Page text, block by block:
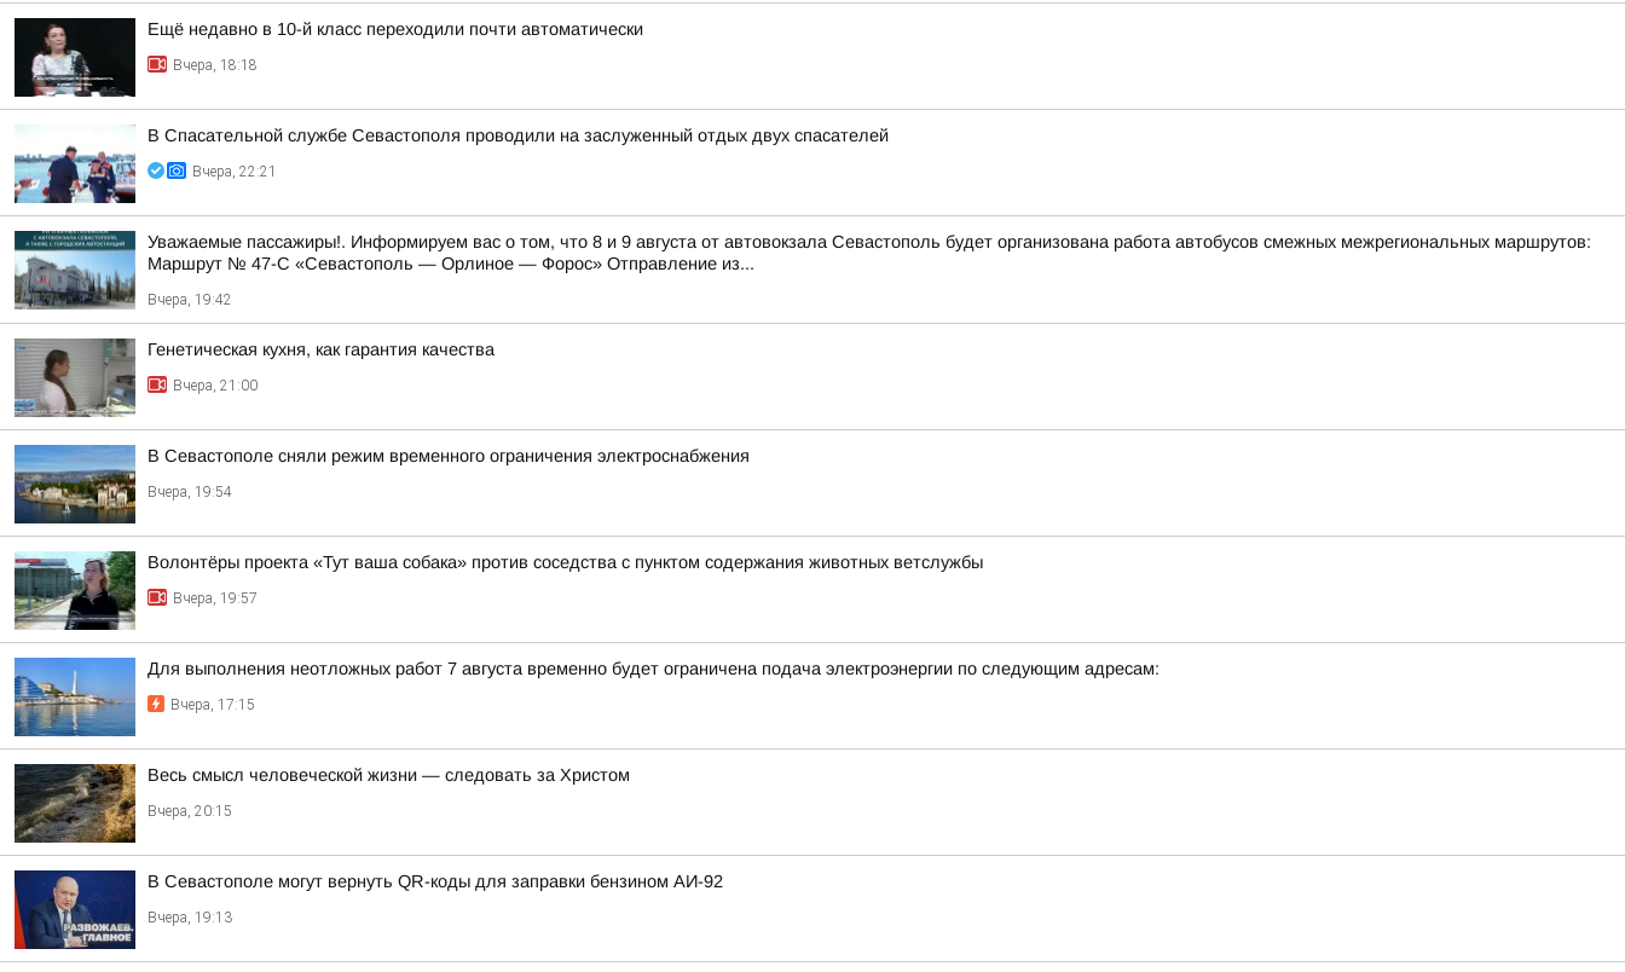
Ещё недавно в 10-й класс переходили почти автоматически
Вчера, 18:18
В Спасательной службе Севастополя проводили на заслуженный отдых двух спасателей
Вчера, 22:21
Уважаемые пассажиры!. Информируем вас о том, что 8 и 9 августа от автовокзала Севастополь будет организована работа автобусов смежных межрегиональных маршрутов:
Маршрут № 47-С «Севастополь — Орлиное — Форос» Отправление из...
Вчера, 19:42
Генетическая кухня, как гарантия качества
Вчера, 21:00
В Севастополе сняли режим временного ограничения электроснабжения
Вчера, 19:54
Волонтёры проекта «Тут ваша собака» против соседства с пунктом содержания животных ветслужбы
Вчера, 19:57
Для выполнения неотложных работ 7 августа временно будет ограничена подача электроэнергии по следующим адресам:
Вчера, 17:15
Весь смысл человеческой жизни — следовать за Христом
Вчера, 20:15
В Севастополе могут вернуть QR-коды для заправки бензином АИ-92
Вчера, 19:13